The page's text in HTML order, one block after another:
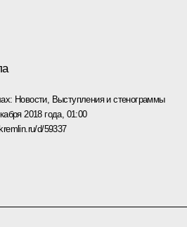
Новости, Выступления и стенограммы
2018 года, 01:00
kremlin.ru/d/59337